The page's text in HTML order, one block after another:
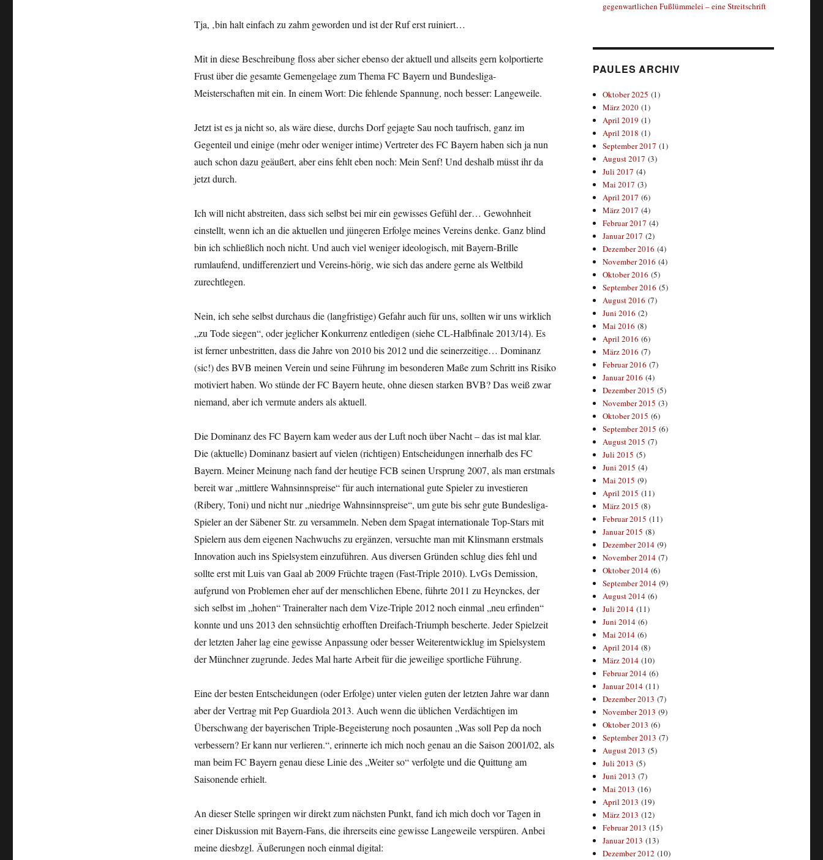
Tja, ‚bin halt einfach zu zahm geworden und ist der Ruf erst ruiniert…
Mit in diese Beschreibung floss aber sicher ebenso der aktuell und allseits gern kolportierte
Frust über die gesamte Gemengelage zum Thema FC Bayern und Bundesliga-
Meisterschaften mit ein. In einem Wort: Die fehlende Spannung, noch besser: Langeweile.
Jetzt ist es ja nicht so, als wäre diese, durchs Dorf gejagte Sau noch taufrisch, ganz im
Gegenteil und einige (mehr oder weniger intime) Vertreter des FC Bayern haben sich ja nun
auch schon dazu geäußert, aber eins fehlt eben noch: Mein Senf! Und deshalb müsst ihr da
jetzt durch.
Ich will nicht abstreiten, dass sich selbst bei mir ein gewisses Gefühl der… Gewohnheit
einstellt, wenn ich an die aktuellen und jüngeren Erfolge meines Vereins denke. Ganz blind
bin ich schließlich noch nicht. Und auch viel weniger ideologisch, mit Bayern-Brille
rumlaufend, undifferenziert und Vereins-hörig, wie sich das andere gerne als Weltbild
zurechtlegen.
Nein, ich sehe selbst durchaus die (langfristige) Gefahr auch für uns, sollten wir uns wirklich
„zu Tode siegen“, oder jeglicher Konkurrenz entledigen (siehe CL-Halbfinale 2013/14). Es
ist ferner unbestritten, dass die Jahre von 2010 bis 2012 und die seinerzeitige… Dominanz
(sic!) des BVB meinen Verein und seine Führung im besonderen Maße zum Schritt ins Risiko
motiviert haben. Wo stünde der FC Bayern heute, ohne diesen starken BVB? Das weiß zwar
niemand, aber ich vermute anders als aktuell.
Die Dominanz des FC Bayern kam weder aus der Luft noch über Nacht – das ist mal klar.
Die (aktuelle) Dominanz basiert auf vielen (richtigen) Entscheidungen innerhalb des FC
Bayern. Meiner Meinung nach fand der heutige FCB seinen Ursprung 2007, als man erstmals
bereit war „mittlere Wahnsinnspreise“ für auch international gute Spieler zu investieren
(Ribery, Toni) und nicht nur „niedrige Wahnsinnspreise“, um gute bis sehr gute Bundesliga-
Spieler an der Säbener Str. zu versammeln. Neben dem Spagat internationale Top-Stars mit
Spielern aus dem eigenen Nachwuchs zu ergänzen, versuchte man mit Klinsmann erstmals
Innovation auch ins Spielsystem einzuführen. Aus diversen Gründen schlug dies fehl und
sollte erst mit Luis van Gaal ab 2009 Früchte tragen (Fast-Triple 2010). LvGs Demission,
aufgrund von Problemen eher auf der menschlichen Ebene, führte 2011 zu Heynckes, der
sich selbst im „hohen“ Traineralter nach dem Vize-Triple 2012 noch einmal „neu erfinden“
konnte und uns 2013 den sehnsüchtig erhofften Dreifach-Triumph bescherte. Jeder Spielzeit
der letzten Jaher lag eine gewisse Anpassung oder besser Weiterentwicklug im Spielsystem
der Münchner zugrunde. Jedes Mal harte Arbeit für die jeweilige sportliche Führung.
Eine der besten Entscheidungen (oder Erfolge) unter vielen guten der letzten Jahre war dann
aber der Vertrag mit Pep Guardiola 2013. Auch wenn die üblichen Verdächtigen im
Überschwang der bayerischen Triple-Begeisterung noch posaunten „Was soll Pep da noch
verbessern? Er kann nur verlieren.“, erinnerte ich mich noch genau an die Saison 2001/02, als
man beim FC Bayern genau diese Linie des „Weiter so“ verfolgte und die Quittung am
Saisonende erhielt.
An dieser Stelle springen wir direkt zum nächsten Punkt, fand ich mich doch vor Tagen in
einer Diskussion mit Bayern-Fans, die ihrerseits eine gewisse Langeweile verspüren. Anbei
meine diesbzgl. Äußerungen noch einmal digital:
gegenwartlichen Fußlümmelei – eine Streitschrift
PAULES ARCHIV
Oktober 2025 (1)
März 2020 (1)
April 2019 (1)
April 2018 (1)
September 2017 (1)
August 2017 (3)
Juli 2017 (4)
Mai 2017 (3)
April 2017 (6)
März 2017 (4)
Februar 2017 (4)
Januar 2017 (2)
Dezember 2016 (4)
November 2016 (4)
Oktober 2016 (5)
September 2016 (5)
August 2016 (7)
Juni 2016 (2)
Mai 2016 (8)
April 2016 (6)
März 2016 (7)
Februar 2016 (7)
Januar 2016 (4)
Dezember 2015 (5)
November 2015 (3)
Oktober 2015 (6)
September 2015 (6)
August 2015 (7)
Juli 2015 (5)
Juni 2015 (4)
Mai 2015 (9)
April 2015 (11)
März 2015 (8)
Februar 2015 (11)
Januar 2015 (8)
Dezember 2014 (9)
November 2014 (7)
Oktober 2014 (6)
September 2014 (9)
August 2014 (6)
Juli 2014 (11)
Juni 2014 (6)
Mai 2014 (6)
April 2014 (8)
März 2014 (10)
Februar 2014 (6)
Januar 2014 (11)
Dezember 2013 (7)
November 2013 (9)
Oktober 2013 (6)
September 2013 (7)
August 2013 (5)
Juli 2013 (5)
Juni 2013 (7)
Mai 2013 (16)
April 2013 (19)
März 2013 (12)
Februar 2013 (15)
Januar 2013 (13)
Dezember 2012 (10)